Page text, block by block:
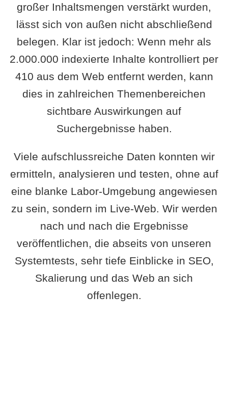
großer Inhaltsmengen verstärkt wurden,
lässt sich von außen nicht abschließend
belegen. Klar ist jedoch: Wenn mehr als
2.000.000 indexierte Inhalte kontrolliert per
410 aus dem Web entfernt werden, kann
dies in zahlreichen Themenbereichen
sichtbare Auswirkungen auf
Suchergebnisse haben.
Viele aufschlussreiche Daten konnten wir
ermitteln, analysieren und testen, ohne auf
eine blanke Labor-Umgebung angewiesen
zu sein, sondern im Live-Web. Wir werden
nach und nach die Ergebnisse
veröffentlichen, die abseits von unseren
Systemtests, sehr tiefe Einblicke in SEO,
Skalierung und das Web an sich
offenlegen.